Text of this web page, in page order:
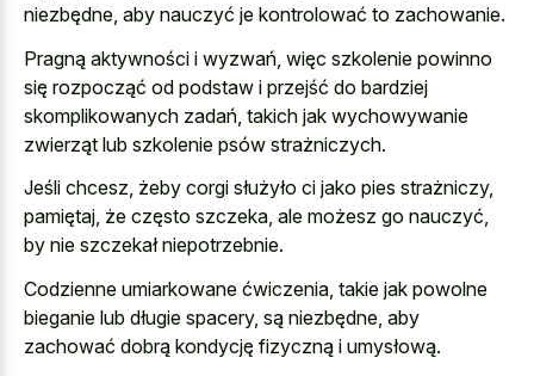
niezbędne, aby nauczyć je kontrolować to zachowanie.
Pragną aktywności i wyzwań, więc szkolenie powinno
się rozpocząć od podstaw i przejść do bardziej
skomplikowanych zadań, takich jak wychowywanie
zwierząt lub szkolenie psów strażniczych.
Jeśli chcesz, żeby corgi służyło ci jako pies strażniczy,
pamiętaj, że często szczeka, ale możesz go nauczyć,
by nie szczekał niepotrzebnie.
Codzienne umiarkowane ćwiczenia, takie jak powolne
bieganie lub długie spacery, są niezbędne, aby
zachować dobrą kondycję fizyczną i umysłową.